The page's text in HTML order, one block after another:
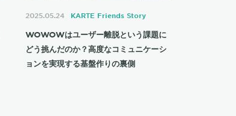
2025.05.24 KARTE Friends Story
WOWOWはユーザー離脱という課題に
どう挑んだのか？高度なコミュニケーシ
ョンを実現する基盤作りの裏側